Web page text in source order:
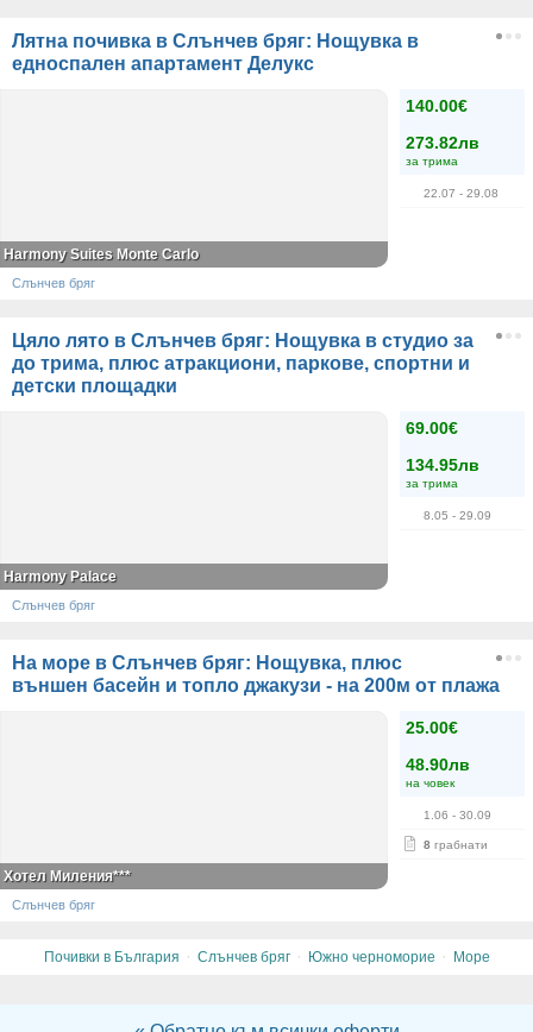
Лятна почивка в Слънчев бряг: Нощувка в
едноспален апартамент Делукс
140.00€
273.82лв
за трима
22.07 - 29.08
Harmony Suites Monte Carlo
Слънчев бряг
Цяло лято в Слънчев бряг: Нощувка в студио за
до трима, плюс атракциони, паркове, спортни и
детски площадки
69.00€
134.95лв
за трима
8.05 - 29.09
Harmony Palace
Слънчев бряг
На море в Слънчев бряг: Нощувка, плюс
външен басейн и топло джакузи - на 200м от плажа
25.00€
48.90лв
на човек
1.06 - 30.09
8 грабнати
Хотел Миления***
Слънчев бряг
Почивки в България · Слънчев бряг · Южно черноморие · Море